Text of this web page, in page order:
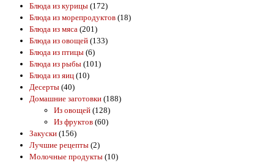
Блюда из курицы (172)
Блюда из морепродуктов (18)
Блюда из мяса (201)
Блюда из овощей (133)
Блюда из птицы (6)
Блюда из рыбы (101)
Блюда из яиц (10)
Десерты (40)
Домашние заготовки (188)
Из овощей (128)
Из фруктов (60)
Закуски (156)
Лучшие рецепты (2)
Молочные продукты (10)